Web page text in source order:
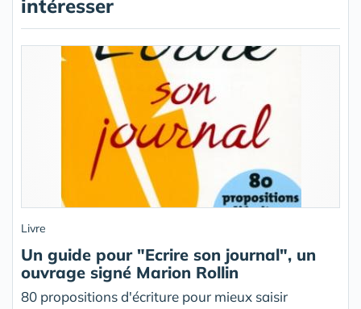
intéresser
Livre
Un guide pour "Ecrire son journal", un
ouvrage signé Marion Rollin
80 propositions d'écriture pour mieux saisir